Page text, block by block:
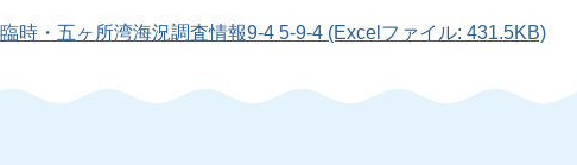
臨時・五ヶ所湾海況調査情報9-4 5-9-4 (Excelファイル: 431.5KB)